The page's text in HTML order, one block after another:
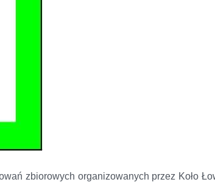
zbiorowych organizowanych przez Koło